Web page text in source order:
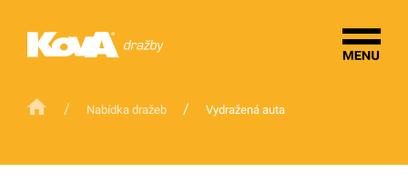
/ Nabídka dražeb / Vydražená auta